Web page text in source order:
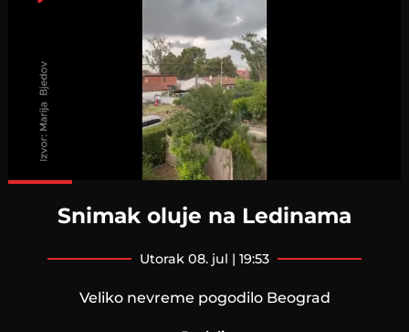
Snimak oluje na Ledinama
utorak 08. jul | 19:53
Veliko nevreme pogodilo Beograd